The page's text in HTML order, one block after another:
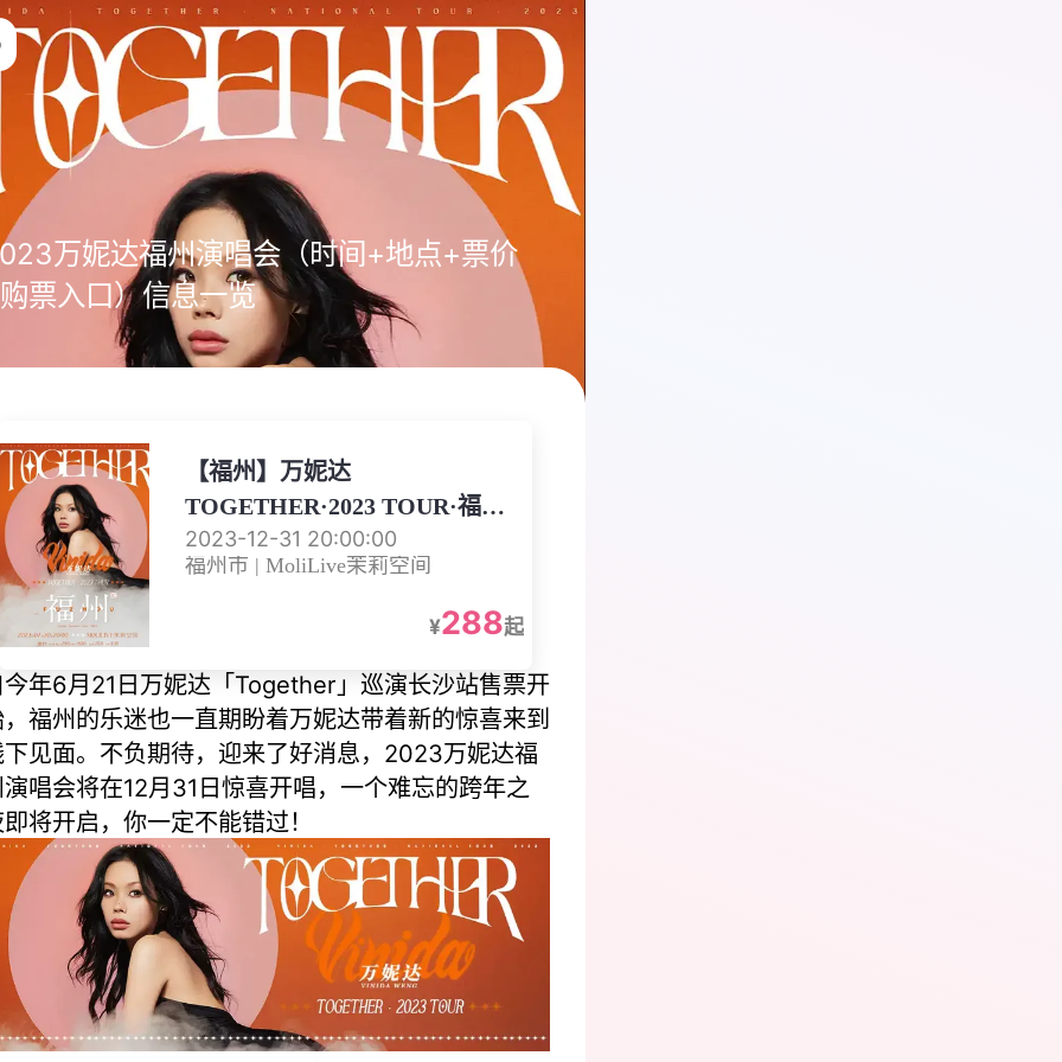
万妮达福州演唱会（时间+地点+票价
票入口）信息一览
【福州】万妮达
TOGETHER·2023 TOUR·福州
站
2023-12-31 20:00:00
福州市 | MoliLive茉莉空间
¥288起
年6月21日万妮达「Together」巡演长沙站售票开
福州的乐迷也一直期盼着万妮达带着新的惊喜来到
见面。不负期待，迎来了好消息，2023万妮达福
唱会将在12月31日惊喜开唱，一个难忘的跨年之
将开启，你一定不能错过！